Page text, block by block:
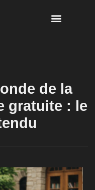
de la
gratuite : le